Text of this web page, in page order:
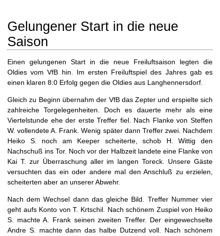
Gelungener Start in die neue
Saison
Einen gelungenen Start in die neue Freiluftsaison legten die
Oldies vom VfB hin. Im ersten Freiluftspiel des Jahres gab es
einen klaren 8:0 Erfolg gegen die Oldies aus Langhennersdorf.
Gleich zu Beginn übernahm der VfB das Zepter und erspielte sich
zahlreiche Torgelegenheiten. Doch es dauerte mehr als eine
Viertelstunde ehe der erste Treffer fiel. Nach Flanke von Steffen
W. vollendete A. Frank. Wenig später dann Treffer zwei. Nachdem
Heiko S. noch am Keeper scheiterte, schob H. Wittig den
Nachschuß ins Tor. Noch vor der Halbzeit landete eine Flanke von
Kai T. zur Überraschung aller im langen Toreck. Unsere Gäste
versuchten das ein oder andere mal den Anschluß zu erzielen,
scheiterten aber an unserer Abwehr.
Nach dem Wechsel dann das gleiche Bild. Treffer Nummer vier
geht aufs Konto von T. Krtschil. Nach schönem Zuspiel von Heiko
S. machte A. Frank seinen zweiten Treffer. Der eingewechselte
Andre S. machte dann das halbe Dutzend voll. Nach schönem